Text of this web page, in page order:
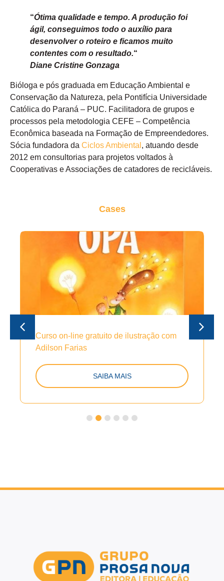
“Ótima qualidade e tempo. A produção foi
ágil, conseguimos todo o auxílio para
desenvolver o roteiro e ficamos muito
contentes com o resultado.“
Diane Cristine Gonzaga
Bióloga e pós graduada em Educação Ambiental e
Conservação da Natureza, pela Pontifícia Universidade
Católica do Paraná – PUC. Facilitadora de grupos e
processos pela metodologia CEFE – Competência
Econômica baseada na Formação de Empreendedores.
Sócia fundadora da Ciclos Ambiental , atuando desde
2012 em consultorias para projetos voltados à
Cooperativas e Associações de catadores de recicláveis.
Cases
Curso on-line gratuito de ilustração com
Adilson Farias
SAIBA MAIS